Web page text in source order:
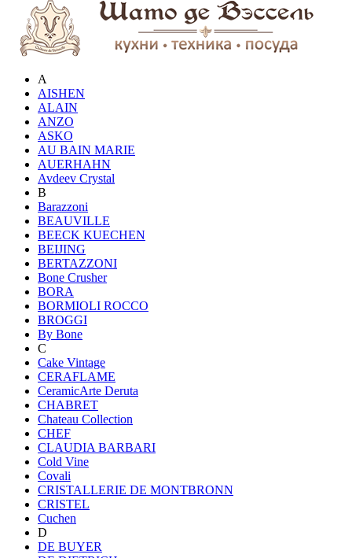
A
AISHEN
ALAIN
ANZO
ASKO
AU BAIN MARIE
AUERHAHN
Avdeev Crystal
B
Barazzoni
BEAUVILLE
BEECK KUECHEN
BEIJING
BERTAZZONI
Bone Crusher
BORA
BORMIOLI ROCCO
BROGGI
By Bone
C
Cake Vintage
CERAFLAME
CeramicArte Deruta
CHABRET
Chateau Collection
CHEF
CLAUDIA BARBARI
Cold Vine
Covali
CRISTALLERIE DE MONTBRONN
CRISTEL
Cuchen
D
DE BUYER